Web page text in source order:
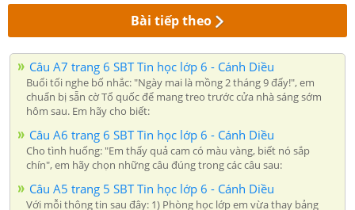
Bài tiếp theo
Câu A7 trang 6 SBT Tin học lớp 6 - Cánh Diều
Buổi tối nghe bố nhắc: "Ngày mai là mồng 2 tháng 9 đấy!", em
chuẩn bị sẵn cờ Tổ quốc để mang treo trước cửa nhà sáng sớm
hôm sau. Em hãy cho biết:
Câu A6 trang 6 SBT Tin học lớp 6 - Cánh Diều
Cho tình huống: "Em thấy quả cam có màu vàng, biết nó sắp
chín", em hãy chọn những câu đúng trong các câu sau:
Câu A5 trang 5 SBT Tin học lớp 6 - Cánh Diều
Với mỗi thông tin sau đây: 1) Phòng học lớp em vừa thay bảng